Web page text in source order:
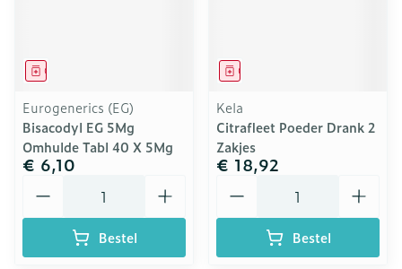
Geneesmiddel
Eurogenerics (EG)
Bisacodyl EG 5Mg
Omhulde Tabl 40 X 5Mg
€ 6,10
Bestel
Geneesmiddel
Kela
Citrafleet Poeder Drank 2
Zakjes
€ 18,92
Bestel